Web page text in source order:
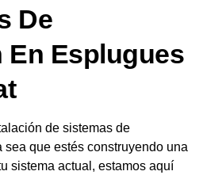
De
En Esplugues
de sistemas de
que estés construyendo una
sistema actual, estamos aquí